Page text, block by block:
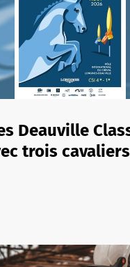
Deauville
trois